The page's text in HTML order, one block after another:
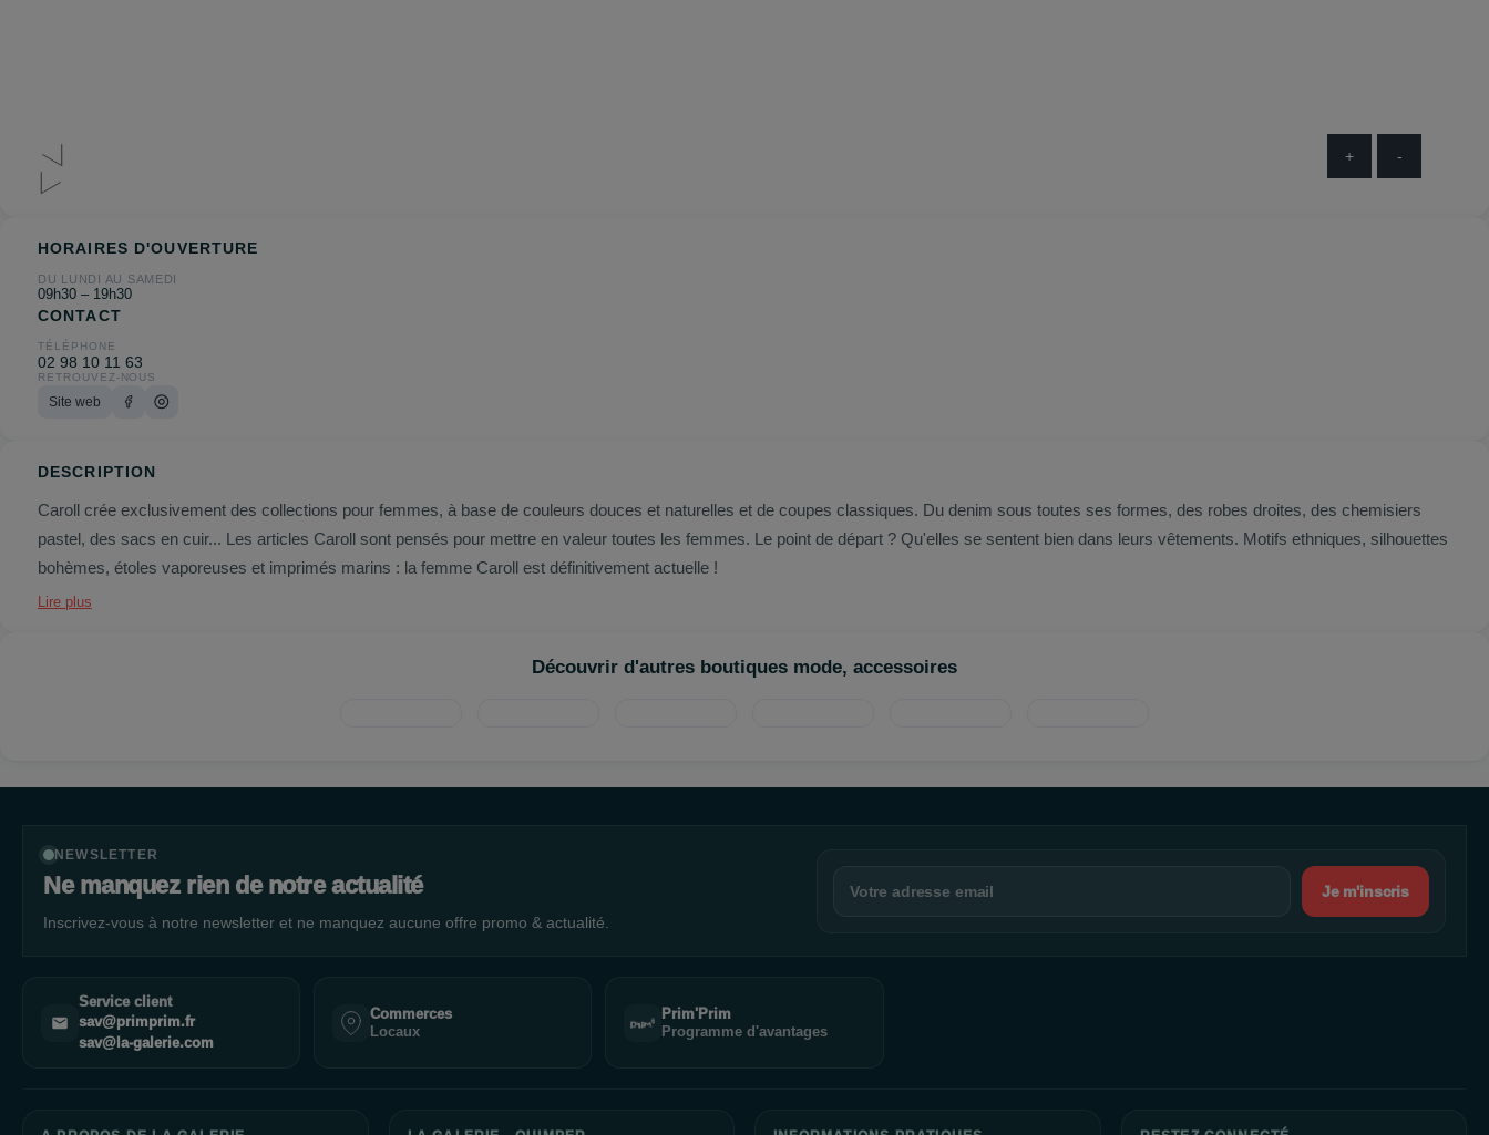
+ -
HORAIRES D'OUVERTURE
DU LUNDI AU SAMEDI
09h30 – 19h30
CONTACT
TÉLÉPHONE
02 98 10 11 63
RETROUVEZ-NOUS
Site web
DESCRIPTION
Caroll crée exclusivement des collections pour femmes, à base de couleurs douces et naturelles et de coupes classiques. Du denim sous toutes ses formes, des robes droites, des chemisiers
pastel, des sacs en cuir... Les articles Caroll sont pensés pour mettre en valeur toutes les femmes. Le point de départ ? Qu'elles se sentent bien dans leurs vêtements. Motifs ethniques, silhouettes
bohèmes, étoles vaporeuses et imprimés marins : la femme Caroll est définitivement actuelle !
Lire plus
Découvrir d'autres boutiques mode, accessoires
NEWSLETTER
Ne manquez rien de notre actualité
Inscrivez-vous à notre newsletter et ne manquez aucune offre promo & actualité.
Je m'inscris
Service client
sav@primprim.fr
sav@la-galerie.com
Commerces
Locaux
Prim'Prim
Programme d'avantages